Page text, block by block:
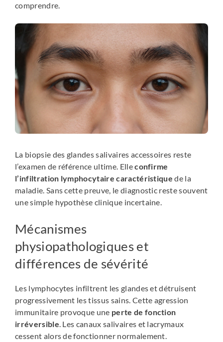
comprendre.
La biopsie des glandes salivaires accessoires reste
l’examen de référence ultime. Elleconfirme
l’infiltration lymphocytaire caractéristique de la
maladie. Sans cette preuve, le diagnostic reste souvent
une simple hypothèse clinique incertaine.
Mécanismes
physiopathologiques et
différences de sévérité
Les lymphocytes infiltrent les glandes et détruisent
progressivement les tissus sains. Cette agression
immunitaire provoque une perte de fonction
irréversible . Les canaux salivaires et lacrymaux
cessent alors de fonctionner normalement.